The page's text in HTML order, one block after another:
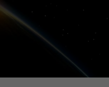
Part of the Art»!
als Kulturliebhaber:in,
und unterstütze unsere Arbeit.
erhältst du